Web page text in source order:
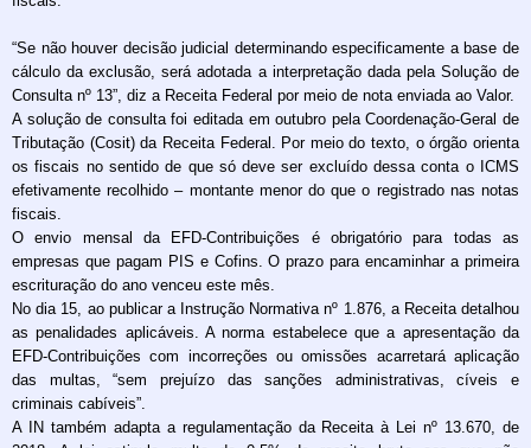
“Se não houver decisão judicial determinando especificamente a base de
cálculo da exclusão, será adotada a interpretação dada pela Solução de
Consulta nº 13”, diz a Receita Federal por meio de nota enviada ao Valor.
A solução de consulta foi editada em outubro pela Coordenação-Geral de
Tributação (Cosit) da Receita Federal. Por meio do texto, o órgão orienta
os fiscais no sentido de que só deve ser excluído dessa conta o ICMS
efetivamente recolhido – montante menor do que o registrado nas notas
fiscais.
O envio mensal da EFD-Contribuições é obrigatório para todas as
empresas que pagam PIS e Cofins. O prazo para encaminhar a primeira
escrituração do ano venceu este mês.
No dia 15, ao publicar a Instrução Normativa nº 1.876, a Receita detalhou
as penalidades aplicáveis. A norma estabelece que a apresentação da
EFD-Contribuições com incorreções ou omissões acarretará aplicação
das multas, “sem prejuízo das sanções administrativas, cíveis e
criminais cabíveis”.
A IN também adapta a regulamentação da Receita à Lei nº 13.670, de